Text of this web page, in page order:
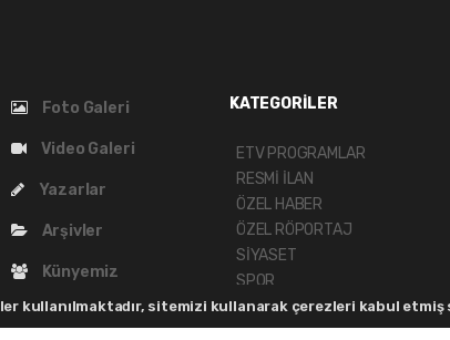
kullanılmaktadır, sitemizi kullanarak çerezleri kabul etmiş
Foto Galeri
Video Galeri
Yazarlar
Arşivler
Künyemiz
Bize Ulaşın
KATEGORİLER
ETV PROGRAMLAR
RESMİ İLAN
ÖZEL HABER
ÖZEL RÖPORTAJ
SİYASET
SPOR
MANİSA GÜNDEMİ